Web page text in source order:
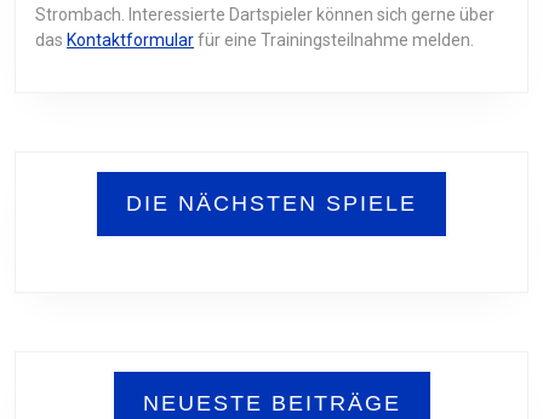
Strombach. Interessierte Dartspieler können sich gerne über
das Kontaktformularfür eine Trainingsteilnahme melden.
DIE NÄCHSTEN SPIELE
NEUESTE BEITRÄGE